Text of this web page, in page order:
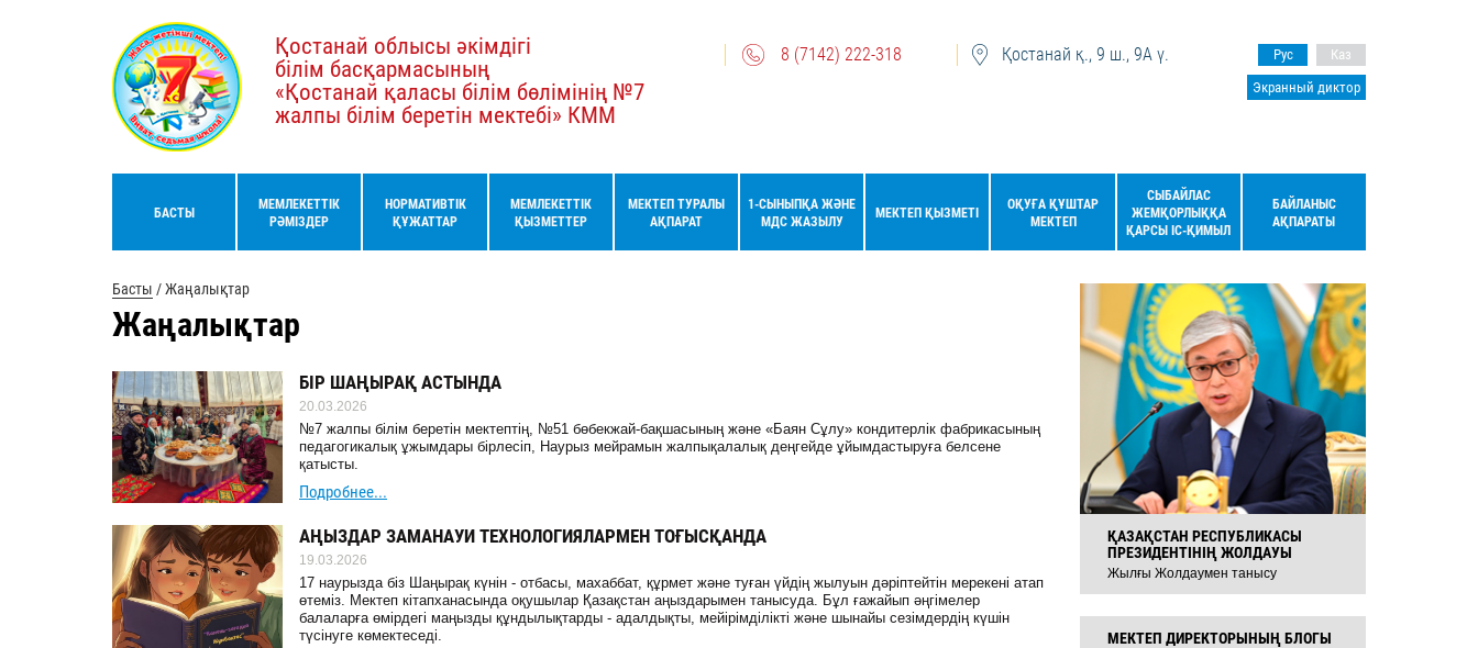
Қостанай облысы әкімдігі
білім басқармасының
«Қостанай қаласы білім бөлімінің №7
жалпы білім беретін мектебі» КММ
8 (7142) 222-318 Қостанай қ., 9 ш., 9А ү. Рус
Каз
Экранный диктор
БАСТЫ
МЕМЛЕКЕТТІК
РӘМІЗДЕР
НОРМАТИВТІК
ҚҰЖАТТАР
МЕМЛЕКЕТТІК
ҚЫЗМЕТТЕР
МЕКТЕП ТУРАЛЫ
АҚПАРАТ
1-СЫНЫПҚА ЖӘНЕ
МДС ЖАЗЫЛУ
МЕКТЕП ҚЫЗМЕТІ
ОҚУҒА ҚҰШТАР
МЕКТЕП
СЫБАЙЛАС
ЖЕМҚОРЛЫҚҚА
ҚАРСЫ ІС-ҚИМЫЛ
БАЙЛАНЫС
АҚПАРАТЫ
Басты /Жаңалықтар
Жаңалықтар
БІР ШАҢЫРАҚ АСТЫНДА
20.03.2026
№7 жалпы білім беретін мектептің, №51 бөбекжай-бақшасының және «Баян Сұлу» кондитерлік фабрикасының
педагогикалық ұжымдары бірлесіп, Наурыз мейрамын жалпықалалық деңгейде ұйымдастыруға белсене
қатысты.
Подробнее...
АҢЫЗДАР ЗАМАНАУИ ТЕХНОЛОГИЯЛАРМЕН ТОҒЫСҚАНДА
19.03.2026
17 наурызда біз Шаңырақ күнін - отбасы, махаббат, құрмет және туған үйдің жылуын дәріптейтін мерекені атап
өтеміз. Мектеп кітапханасында оқушылар Қазақстан аңыздарымен танысуда. Бұл ғажайып әңгімелер
балаларға өмірдегі маңызды құндылықтарды - адалдықты, мейірімділікті және шынайы сезімдердің күшін
түсінуге көмектеседі.
ҚАЗАҚСТАН РЕСПУБЛИКАСЫ
ПРЕЗИДЕНТІНІҢ ЖОЛДАУЫ
Жылғы Жолдаумен танысу
МЕКТЕП ДИРЕКТОРЫНЫҢ БЛОГЫ